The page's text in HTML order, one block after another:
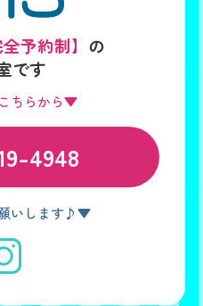
全予約制】 の
です
ちらから▼
4948
いします♪▼